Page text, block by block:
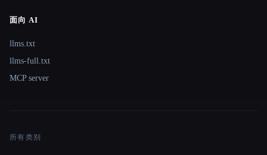
面向 AI
llms.txt
llms-full.txt
MCP server
所有类别